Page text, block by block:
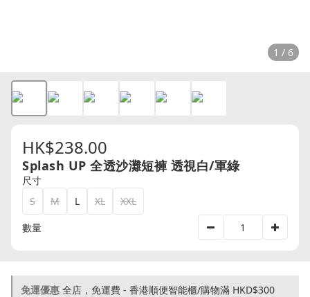
1 / 6
HK$238.00
Splash UP 全透沙灘短褲 透視白/軍綠
尺寸
S
M L XL
XXL
數量
免運優惠 全店，免運費 - 香港順便智能櫃/購物滿 HKD$300